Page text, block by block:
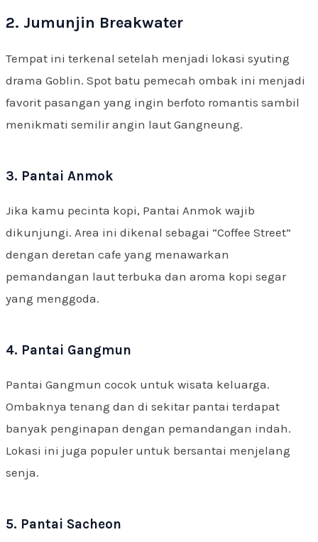
2. Jumunjin Breakwater
Tempat ini terkenal setelah menjadi lokasi syuting
drama Goblin. Spot batu pemecah ombak ini menjadi
favorit pasangan yang ingin berfoto romantis sambil
menikmati semilir angin laut Gangneung.
3. Pantai Anmok
Jika kamu pecinta kopi, Pantai Anmok wajib
dikunjungi. Area ini dikenal sebagai “Coffee Street”
dengan deretan cafe yang menawarkan
pemandangan laut terbuka dan aroma kopi segar
yang menggoda.
4. Pantai Gangmun
Pantai Gangmun cocok untuk wisata keluarga.
Ombaknya tenang dan di sekitar pantai terdapat
banyak penginapan dengan pemandangan indah.
Lokasi ini juga populer untuk bersantai menjelang
senja.
5. Pantai Sacheon